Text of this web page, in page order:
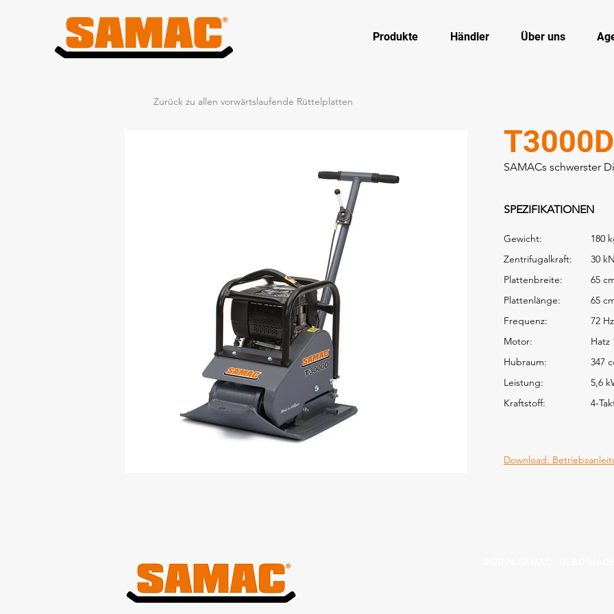
Produkte Händler Über uns
Zurück zu allen vorwärtslaufende Rüttelplatten
T3000D
SAMACs schwerster
SPEZIFIKATIONEN
Gewicht:
Zentrifugalkraft:
Plattenbreite:
Plattenlänge:
Frequenz:
Motor:
Hubraum:
Leistung:
Kraftstoff:
180
30 kN
65
65
72 Hz
Hatz
347
5,6
4-
Download: